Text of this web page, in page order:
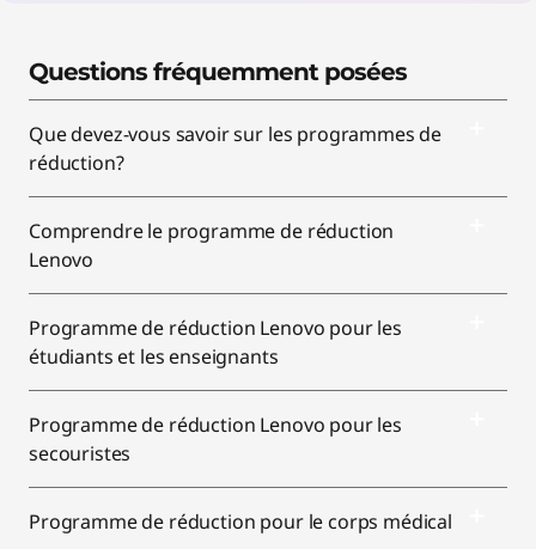
W
Questions fréquemment posées
Que devez-vous savoir sur les programmes de
réduction?
Comprendre le programme de réduction
Lenovo
Programme de réduction Lenovo pour les
étudiants et les enseignants
Programme de réduction Lenovo pour les
secouristes
Programme de réduction pour le corps médical